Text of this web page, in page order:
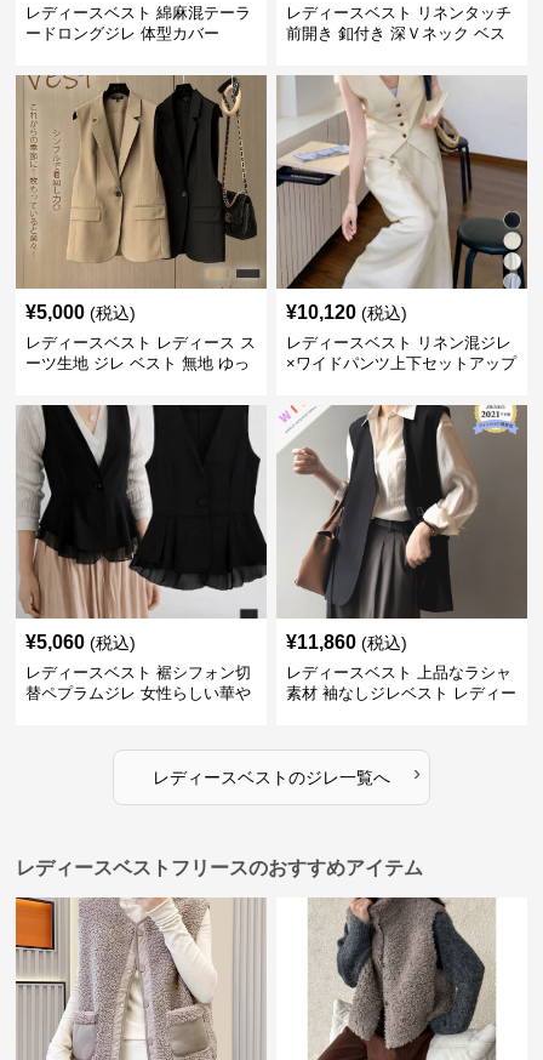
レディースベスト 綿麻混テーラ
ードロングジレ 体型カバー
レディースベスト リネンタッチ
前開き 釦付き 深Ｖネック ベス
¥5,000 (税込)
レディースベスト レディース ス
ーツ生地 ジレ ベスト 無地 ゆっ
¥10,120 (税込)
レディースベスト リネン混ジレ
×ワイドパンツ上下セットアップ
¥5,060 (税込)
レディースベスト 裾シフォン切
替ペプラムジレ 女性らしい華や
¥11,860 (税込)
レディースベスト 上品なラシャ
素材 袖なしジレベスト レディー
レディースベストのジレ一覧へ ›
レディースベストフリースのおすすめアイテム